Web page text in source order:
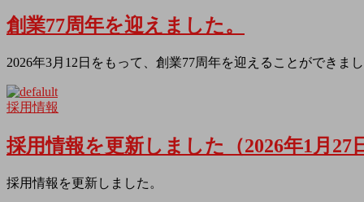
創業77周年を迎えました。
2026年3月12日をもって、創業77周年を迎えることができまし
採用情報
採用情報を更新しました（2026年1月27
採用情報を更新しました。